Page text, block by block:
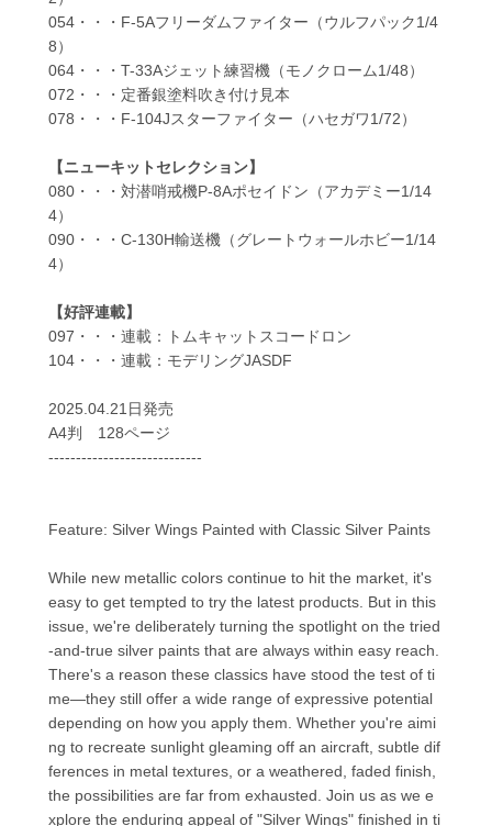
054・・・F-5Aフリーダムファイター（ウルフパック1/4
8）
064・・・T-33Aジェット練習機（モノクローム1/48）
072・・・定番銀塗料吹き付け見本
078・・・F-104Jスターファイター（ハセガワ1/72）
【ニューキットセレクション】
080・・・対潜哨戒機P-8Aポセイドン（アカデミー1/14
4）
090・・・C-130H輸送機（グレートウォールホビー1/14
4）
【好評連載】
097・・・連載：トムキャットスコードロン
104・・・連載：モデリングJASDF
2025.04.21日発売
A4判 128ページ
----------------------------
Feature: Silver Wings Painted with Classic Silver Paints
While new metallic colors continue to hit the market, it's
easy to get tempted to try the latest products. But in this
issue, we're deliberately turning the spotlight on the tried
-and-true silver paints that are always within easy reach.
There's a reason these classics have stood the test of ti
me—they still offer a wide range of expressive potential
depending on how you apply them. Whether you're aimi
ng to recreate sunlight gleaming off an aircraft, subtle dif
ferences in metal textures, or a weathered, faded finish,
the possibilities are far from exhausted. Join us as we e
xplore the enduring appeal of "Silver Wings" finished in ti